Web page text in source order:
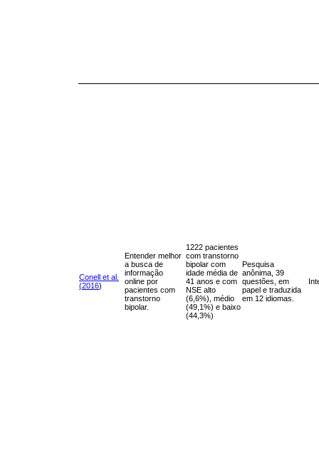
Conell et al.
(2016)
Entender melhor
a busca de
informação
online por
pacientes com
transtorno
bipolar.
1222 pacientes
com transtorno
bipolar com
idade média de
41 anos e com
NSE alto
(6,6%), médio
(49,1%) e baixo
(44,3%)
Pesquisa
anônima, 39
questões, em
papel e traduzida
em 12 idiomas.